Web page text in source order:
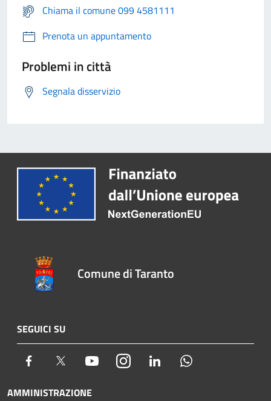
Chiama il comune 099 4581111
Prenota un appuntamento
Problemi in città
Segnala disservizio
Comune di Taranto
SEGUICI SU
Facebook Twitter YoutubeInstagram LinkedIn
AMMINISTRAZIONE